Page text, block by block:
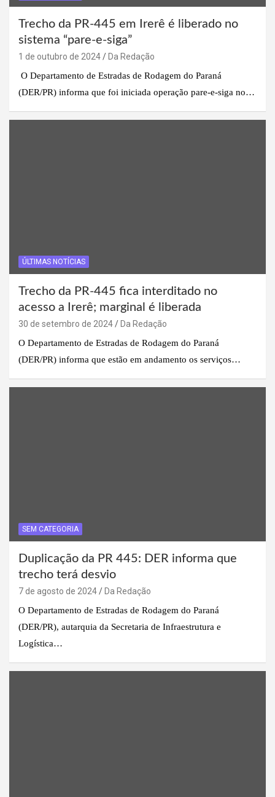
Trecho da PR-445 em Irerê é liberado no
sistema “pare-e-siga”
1 de outubro de 2024
Da Redação
O Departamento de Estradas de Rodagem do Paraná
(DER/PR) informa que foi iniciada operação pare-e-siga no…
ÚLTIMAS NOTÍCIAS
Trecho da PR-445 fica interditado no
acesso a Irerê; marginal é liberada
30 de setembro de 2024
Da Redação
O Departamento de Estradas de Rodagem do Paraná
(DER/PR) informa que estão em andamento os serviços…
SEM CATEGORIA
Duplicação da PR 445: DER informa que
trecho terá desvio
7 de agosto de 2024
Da Redação
O Departamento de Estradas de Rodagem do Paraná
(DER/PR), autarquia da Secretaria de Infraestrutura e
Logística…